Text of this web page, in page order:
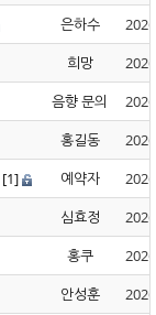
은하수
희망
음향 문의
홍길동
[1] 예약자
심효정
홍쿠
안성훈